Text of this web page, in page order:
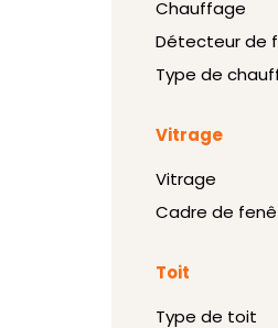
Chauffage
Détecteur de
Type de
Vitrage
Vitrage
Cadre de
Toit
Type de toit